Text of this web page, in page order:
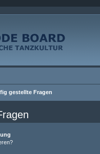
gestellte Fragen